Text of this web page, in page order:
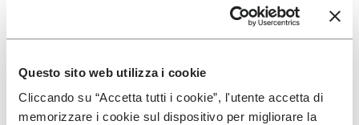
Questo sito web utilizza i cookie
Cliccando su “Accetta tutti i cookie”, l'utente accetta di
memorizzare i cookie sul dispositivo per migliorare la
FiveFingers en Ivory, Black, Lime et Fig, rendant
chaque association naturelle et complète.
rythme quotidien.
Hauteurs du bord supérieur au talon: 25 CM